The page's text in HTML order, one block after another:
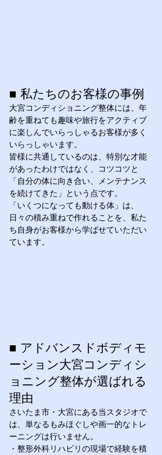
■ 私たちのお客様の事例
大宮コンディショニング整体には、年
齢を重ねても趣味や旅行をアクティブ
に楽しんでいらっしゃるお客様が多く
いらっしゃいます。
皆様に共通しているのは、特別な才能
があったわけではなく、コツコツと
「自分の体に向き合い、メンテナンス
を続けてきた」という点です。
「いくつになっても動ける体」は、
日々の積み重ねで作れることを、私た
ち自身がお客様から学ばせていただい
ています。
■ アドバンスドボディモ
ーション大宮コンディシ
ョニング整体が選ばれる
理由
さいたま市・大宮にある当スタジオで
は、単なるもみほぐしや画一的なトレ
ーニングは行いません。
・整形外科リハビリの現場で経験を積